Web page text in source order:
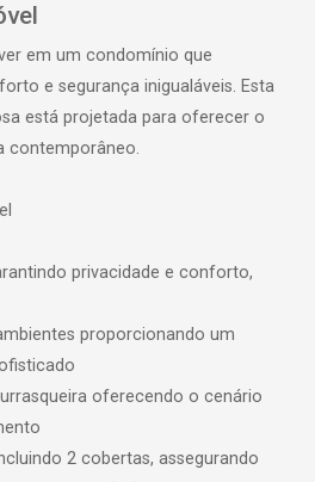
em um condomínio que
e segurança inigualáveis. Esta
está projetada para oferecer o
contemporâneo.
privacidade e conforto,
proporcionando um
oferecendo o cenário
2 cobertas, assegurando